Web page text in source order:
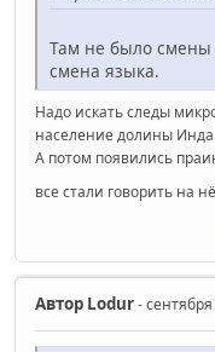
Там не было смены
смена языка.
Надо искать следы
население долины Инда
А потом появились
все стали говорить на
Автор Lodur-